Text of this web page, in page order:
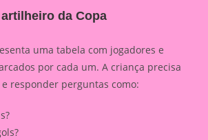
da Copa
uma tabela com jogadores e
por cada um. A criança precisa
responder perguntas como: